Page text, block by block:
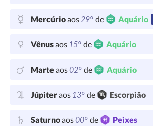
Mercúrioaos29° de Aquário
Vênusaos 15° de Aquário
Marteaos02° de Aquário
Júpiteraos 13° de Escorpião
Saturnoaos00° de Peixes